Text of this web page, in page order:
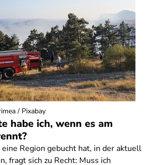
habe ich, wenn es am
Region gebucht hat, in der aktuell
fragt sich zu Recht: Muss ich
/ Pixabay